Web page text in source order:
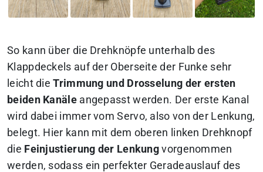
So kann über die Drehknöpfe unterhalb des
Klappdeckels auf der Oberseite der Funke sehr
leicht dieTrimmung und Drosselung der ersten
beiden Kanäleangepasst werden. Der erste Kanal
wird dabei immer vom Servo, also von der Lenkung,
belegt. Hier kann mit dem oberen linken Drehknopf
die Feinjustierung der Lenkung vorgenommen
werden, sodass ein perfekter Geradeauslauf des